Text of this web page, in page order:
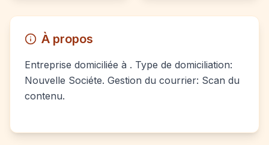
À propos
Entreprise domiciliée à . Type de domiciliation:
Nouvelle Sociéte. Gestion du courrier: Scan du
contenu.